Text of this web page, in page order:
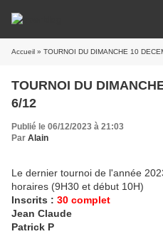
Accueil » TOURNOI DU DIMANCHE 10
TOURNOI DU
6/12
Publié le 06/12/2023 à 21:03
Par Alain
Le dernier tournoi de l'année
horaires (9H30 et début 10H)
Inscrits : 30 complet
Jean Claude
Patrick P